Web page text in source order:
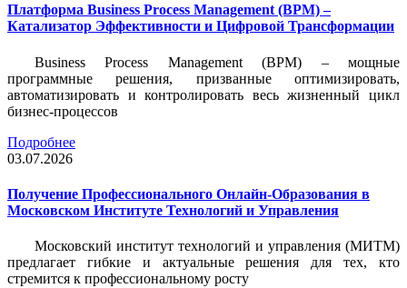
Платформа Business Process Management (BPM) –
Катализатор Эффективности и Цифровой Трансформации
Business Process Management (BPM) – мощные
программные решения, призванные оптимизировать,
автоматизировать и контролировать весь жизненный цикл
бизнес-процессов
Подробнее
03.07.2026
Получение Профессионального Онлайн-Образования в
Московском Институте Технологий и Управления
Московский институт технологий и управления (МИТМ)
предлагает гибкие и актуальные решения для тех, кто
стремится к профессиональному росту